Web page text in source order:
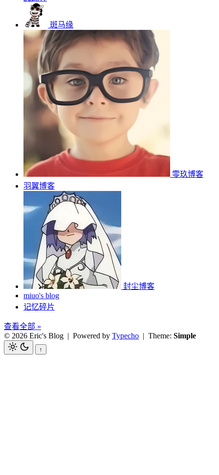
斑马缘
零玖博客
羽翼博客
封尘博客
miuo's blog
记忆碎片
查看全部 »
© 2026 Eric's Blog | Powered by Typecho | Theme: Simple
↑